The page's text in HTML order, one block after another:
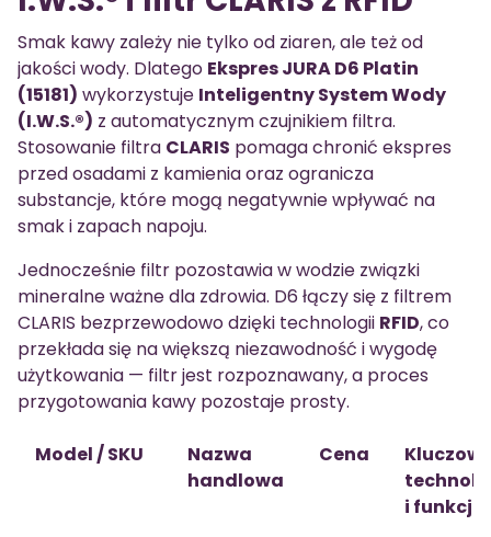
Smak kawy zależy nie tylko od ziaren, ale też od
jakości wody. Dlatego Ekspres JURA D6 Platin
(15181) wykorzystuje Inteligentny System Wody
(I.W.S.®) z automatycznym czujnikiem filtra.
Stosowanie filtra CLARIS pomaga chronić ekspres
przed osadami z kamienia oraz ogranicza
substancje, które mogą negatywnie wpływać na
smak i zapach napoju.
Jednocześnie filtr pozostawia w wodzie związki
mineralne ważne dla zdrowia. D6 łączy się z filtrem
CLARIS bezprzewodowo dzięki technologii RFID, co
przekłada się na większą niezawodność i wygodę
użytkowania — filtr jest rozpoznawany, a proces
przygotowania kawy pozostaje prosty.
Model / SKU
Nazwa
handlowa
Cena
i funkcje